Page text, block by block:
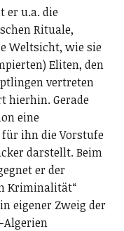
er u.a. die
Rituale,
Weltsicht, wie sie
Eliten, den
vertreten
hierhin. Gerade
eine
ihn die Vorstufe
darstellt. Beim
er der
Kriminalität“
eigener Zweig der
Algerien